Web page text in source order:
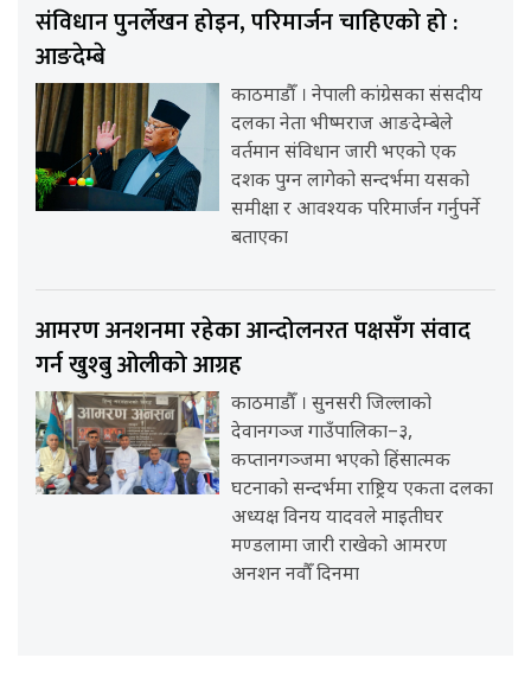
संविधान पुनर्लेखन होइन, परिमार्जन चाहिएको हो :
आङदेम्बे
काठमाडौँ । नेपाली कांग्रेसका संसदीय
दलका नेता भीष्मराज आङदेम्बेले
वर्तमान संविधान जारी भएको एक
दशक पुग्न लागेको सन्दर्भमा यसको
समीक्षा र आवश्यक परिमार्जन गर्नुपर्ने
बताएका
आमरण अनशनमा रहेका आन्दोलनरत पक्षसँग संवाद
गर्न खुश्बु ओलीको आग्रह
काठमाडौँ । सुनसरी जिल्लाको
देवानगञ्ज गाउँपालिका–३,
कप्तानगञ्जमा भएको हिंसात्मक
घटनाको सन्दर्भमा राष्ट्रिय एकता दलका
अध्यक्ष विनय यादवले माइतीघर
मण्डलामा जारी राखेको आमरण
अनशन नवौँ दिनमा